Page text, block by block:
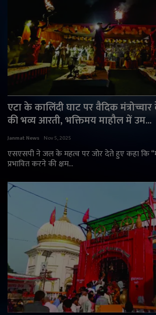
एटा के कालिंदी घाट पर वैदिक
की भव्य आरती, भक्तिमय माहौल में उम...
Janmat News Nov 5, 2025
एसएसपी ने जल के महत्व पर जोर देते हुए कहा कि
प्रभावित करने की क्षम...